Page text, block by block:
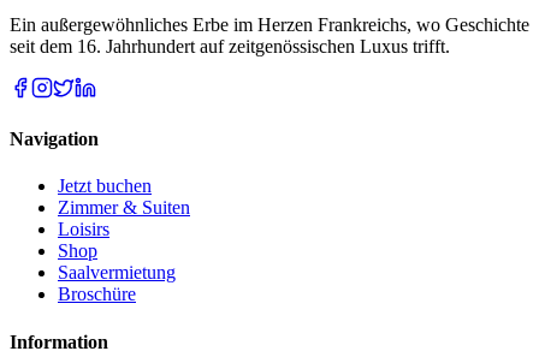
Ein außergewöhnliches Erbe im Herzen Frankreichs, wo Geschichte
seit dem 16. Jahrhundert auf zeitgenössischen Luxus trifft.
Navigation
Jetzt buchen
Zimmer & Suiten
Loisirs
Shop
Saalvermietung
Broschüre
Information